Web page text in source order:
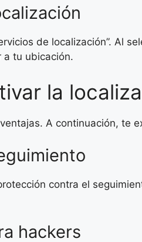
de localización”. Al
a tu ubicación.
la
A continuación, te
contra el
hackers